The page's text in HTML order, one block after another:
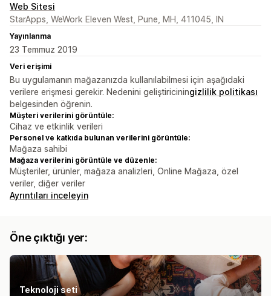
Web Sitesi
StarApps, WeWork Eleven West, Pune, MH, 411045, IN
Yayınlanma
23 Temmuz 2019
Veri erişimi
Bu uygulamanın mağazanızda kullanılabilmesi için aşağıdaki
verilere erişmesi gerekir. Nedenini geliştiriciningizlilik politikası
belgesinden öğrenin.
Müşteri verilerini görüntüle:
Cihaz ve etkinlik verileri
Personel ve katkıda bulunan verilerini görüntüle:
Mağaza sahibi
Mağaza verilerini görüntüle ve düzenle:
Müşteriler, ürünler, mağaza analizleri, Online Mağaza, özel
veriler, diğer veriler
Ayrıntıları inceleyin
Öne çıktığı yer:
Teknoloji seti